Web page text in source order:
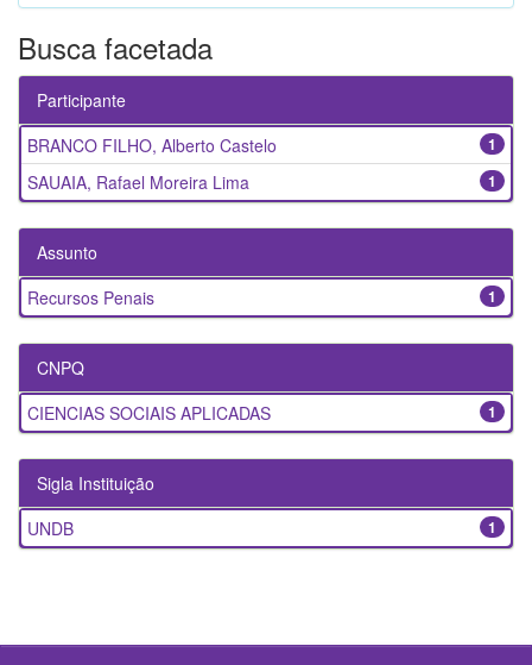
Busca facetada
Participante
1
BRANCO FILHO, Alberto Castelo
1
SAUAIA, Rafael Moreira Lima
Assunto
1
Recursos Penais
CNPQ
1
CIENCIAS SOCIAIS APLICADAS
Sigla Instituição
1
UNDB